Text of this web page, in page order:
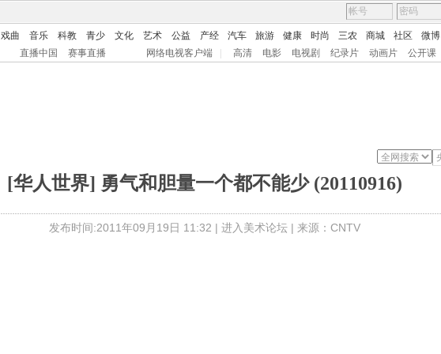
戏曲 音乐 科教 青少 文化 艺术 公益 产经 汽车 旅游 健康 时尚 三农 商城 社区 微博
直播中国 赛事直播 网络电视客户端 高清 电影 电视剧 纪录片 动画片 公开课
[华人世界] 勇气和胆量一个都不能少 (20110916)
发布时间:2011年09月19日 11:32 | 进入美术论坛 | 来源：CNTV